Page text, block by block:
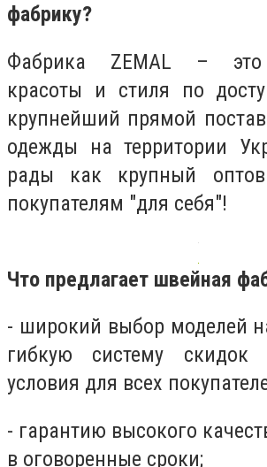
фабрику?
Фабрика ZEMAL – это
красоты и стиля по
крупнейший прямой
одежды на территории
рады как крупный
покупателям "для себя"!
Что предлагает швейная
- широкий выбор моделей
гибкую систему
условия для всех
- гарантию высокого
в оговоренные сроки;